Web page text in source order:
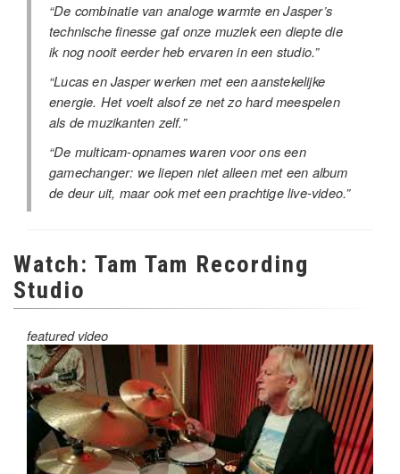
“De combinatie van analoge warmte en Jasper’s
technische finesse gaf onze muziek een diepte die
ik nog nooit eerder heb ervaren in een studio.”
“Lucas en Jasper werken met een aanstekelijke
energie. Het voelt alsof ze net zo hard meespelen
als de muzikanten zelf.”
“De multicam-opnames waren voor ons een
gamechanger: we liepen niet alleen met een album
de deur uit, maar ook met een prachtige live-video.”
Watch: Tam Tam Recording
Studio
featured video